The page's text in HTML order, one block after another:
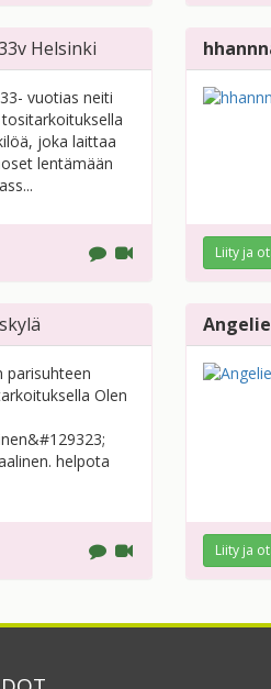
Helsinki
vuotias neiti
joka laittaa
lentämään
Liity ja
parisuhteen
Olen
helpota
Angelie
Liity ja